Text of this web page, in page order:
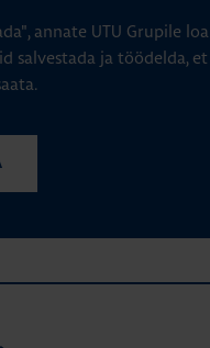
annate UTU Grupile
salvestada ja töödelda,